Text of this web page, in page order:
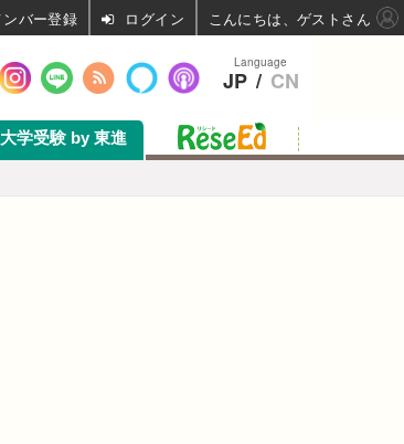
大学受験 by 東進
Language
JP / CN
ログイン こんにちは、ゲストさん